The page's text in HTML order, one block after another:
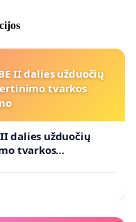
II dalies užduočių
tvarkos
dalies užduočių
tvarkos